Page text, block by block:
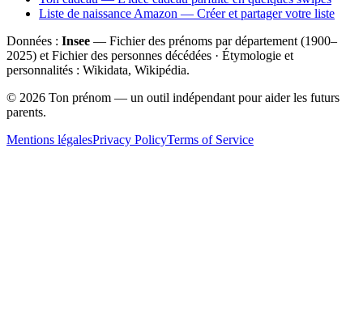
Liste de naissance Amazon — Créer et partager votre liste
Données : Insee — Fichier des prénoms par département (1900–
2025) et Fichier des personnes décédées · Étymologie et
personnalités : Wikidata, Wikipédia.
© 2026 Ton prénom — un outil indépendant pour aider les futurs
parents.
Mentions légalesPrivacy PolicyTerms of Service